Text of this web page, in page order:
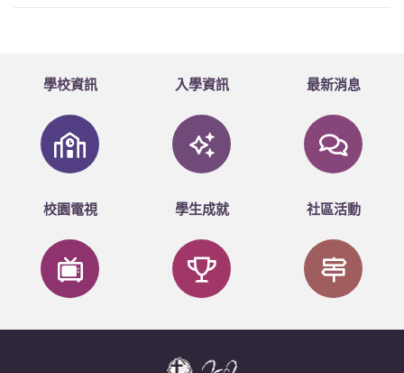
學校資訊 入學資訊 最新消息
校園電視 學生成就 社區活動